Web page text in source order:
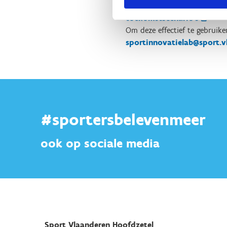
Om hiervoor strategische
toekomstscenario’s
Om deze effectief te
#sportersbelevenmeer
ook op sociale media
Sport Vlaanderen Hoofdzetel